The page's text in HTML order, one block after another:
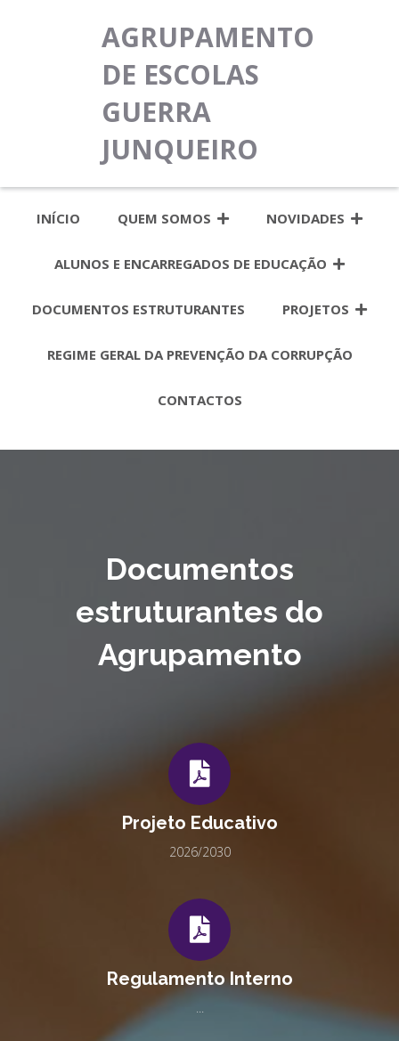
AGRUPAMENTO
DE ESCOLAS
GUERRA
JUNQUEIRO
INÍCIO QUEM SOMOS NOVIDADES
ALUNOS E ENCARREGADOS DE EDUCAÇÃO
DOCUMENTOS ESTRUTURANTES PROJETOS
REGIME GERAL DA PREVENÇÃO DA CORRUPÇÃO
CONTACTOS
Documentos
estruturantes do
Agrupamento
Projeto Educativo
2026/2030
Regulamento Interno
...